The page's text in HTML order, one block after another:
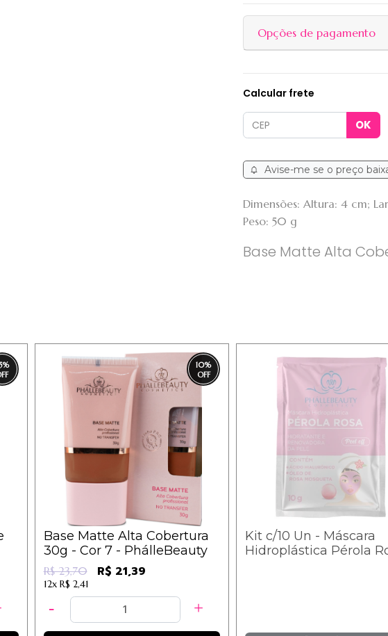
Opções de pagamento
Calcular frete
Avise-me se o preço
Dimensões: Altura: 4 cm;
Peso: 50 g
Base Matte Alta
% 10%
Base Matte Alta Cobertura
30g - Cor 7 - PhálleBeauty
R$ 23,70 R$ 21,39
12x R$ 2,41
Kit c/10 Un - Máscara
Hidroplástica Pérola